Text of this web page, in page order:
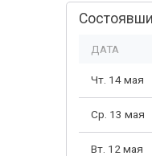
ДАТА
Чт. 14 мая
Ср. 13 мая
Вт. 12 мая